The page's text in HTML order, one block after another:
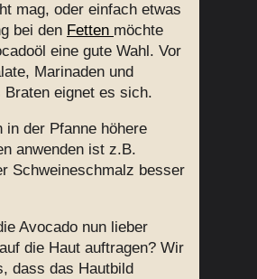
mag, oder einfach etwas
bei den Fetten möchte
eine gute Wahl. Vor
Marinaden und
Braten eignet es sich.
in der Pfanne höhere
anwenden ist z.B.
Schweineschmalz besser
Avocado nun lieber
die Haut auftragen? Wir
dass das Hautbild